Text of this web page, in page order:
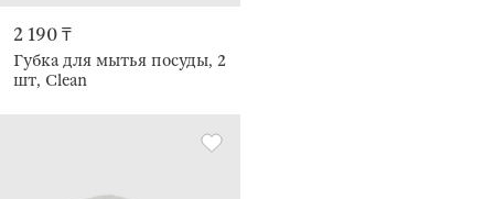
2 190 ₸
Губка для мытья посуды, 2
шт, Clean